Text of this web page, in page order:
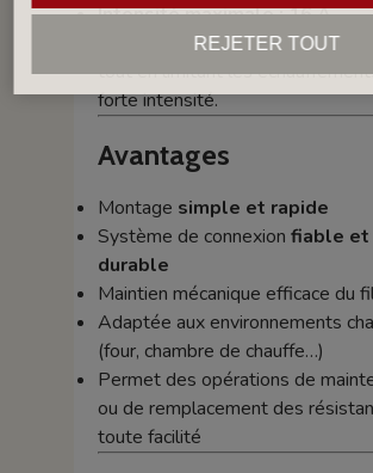
Intensité maximale : 16 A
Elle assure un contact électrique
tout en limitant les
forte intensité.
Avantages
Montage simple et rapide
Système de connexion fiable et
durable
Maintien mécanique efficace du
Adaptée aux environnements
(four, chambre de chauffe…)
Permet des opérations de
ou de remplacement des
toute facilité
REJETER TOUT